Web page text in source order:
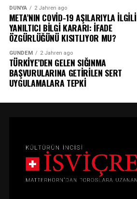
DÜNYA 2 Jahren ago
META’NIN COVİD-19 AŞILARIYLA İLGİLİ
YANILTICI BİLGİ KARARI: İFADE
ÖZGÜRLÜĞÜNÜ KISITLIYOR MU?
GÜNDEM 2 Jahren ago
TÜRKİYE’DEN GELEN SIĞINMA
BAŞVURULARINA GETİRİLEN SERT
UYGULAMALARA TEPKİ